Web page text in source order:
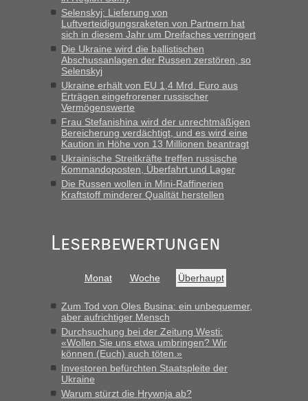
„Derzeit, ist es überall sehr voll an den Grenzen Ukraine/
Polen. Zb. Krakovets 100 PKW ca. 10 h Wartezeit. Wollen
Montag rüber, versuchen es sehr früh.“
Selenskyj: Lieferung von
Luftverteidigungsraketen von Partnern hat
sich in diesem Jahr um Dreifaches verringert
Die Ukraine wird die ballistischen
Abschussanlagen der Russen zerstören, so
Selenskyj
Ukraine erhält von EU 1,4 Mrd. Euro aus
Erträgen eingefrorener russischer
Vermögenswerte
Frau Stefanishina wird der unrechtmäßigen
Bereicherung verdächtigt, und es wird eine
Kaution in Höhe von 13 Millionen beantragt
Ukrainische Streitkräfte treffen russische
Kommandoposten, Überfahrt und Lager
Die Russen wollen in Mini-Raffinerien
Kraftstoff minderer Qualität herstellen
Leserbewertungen
Monat Woche Überhaupt
Zum Tod von Oles Busina: ein unbequemer,
aber aufrichtiger Mensch
Durchsuchung bei der Zeitung Westi:
«Wollen Sie uns etwa umbringen? Wir
können (Euch) auch töten.»
Investoren befürchten Staatspleite der
Ukraine
Warum stürzt die Hrywnja ab?